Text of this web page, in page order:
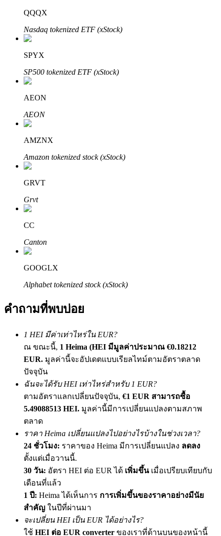
พันธมิตร Bitrue
มากถึง 65% คอมมิชชั่น!
การแนะนำ
Deposit CASHCAT & Win
Deposit CASHCAT & Win
Share 500000 CASHCAT prize pool
Exclusive for BitMart Users
QQQX
Nasdaq tokenized ETF (xStock)
SPYX
SP500 tokenized ETF (xStock)
AEON
AEON
AMZNX
Amazon tokenized stock (xStock)
GRVT
Grvt
CC
Canton
GOOGLX
Alphabet tokenized stock (xStock)
คำถามที่พบบ่อย
1 HEI มีค่าเท่าไหร่ใน EUR?
ณ ขณะนี้, 1 Heima (HEI มีมูลค่าประมาณ €0.18212
EUR. มูลค่านี้จะอัปเดตแบบเรียลไทม์ตามอัตราตลาด
ปัจจุบัน
ฉันจะได้รับ HEI เท่าไหร่สำหรับ 1 EUR?
ตามอัตราแลกเปลี่ยนปัจจุบัน, €1 EUR สามารถซื้อ
5.49088513 HEI. มูลค่านี้มีการเปลี่ยนแปลงตามสภาพ
ตลาด
ราคา Heima เปลี่ยนแปลงไปอย่างไรบ้างในช่วงเวลา?
24 ชั่วโมง: ราคาของ Heima มีการเปลี่ยนแปลง ลดลง
ตั้งแต่เมื่อวานนี้.
30 วัน: อัตรา HEI ต่อ EUR ได้ เพิ่มขึ้นเมื่อเปรียบเทียบกับ
เดือนที่แล้ว
1 ปี: Heima ได้เห็นการ การเพิ่มขึ้นของราคาอย่างมีนัย
สำคัญ ในปีที่ผ่านมา
จะเปลี่ยน HEI เป็น EUR ได้อย่างไร?
ใช้ HEI ต่อ EUR converter ของเราที่ด้านบนของหน้านี้